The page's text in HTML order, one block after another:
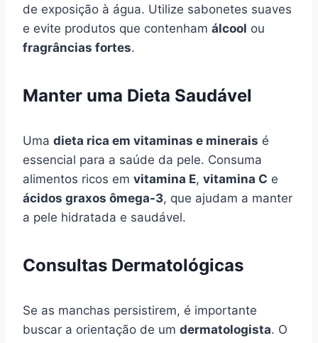
de exposição à água. Utilize sabonetes suaves
e evite produtos que contenham álcool ou
fragrâncias fortes.
Manter uma Dieta Saudável
Uma dieta rica em vitaminas e minerais é
essencial para a saúde da pele. Consuma
alimentos ricos em vitamina E, vitamina C e
ácidos graxos ômega-3, que ajudam a manter
a pele hidratada e saudável.
Consultas Dermatológicas
Se as manchas persistirem, é importante
buscar a orientação de um dermatologista. O